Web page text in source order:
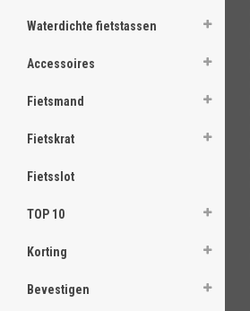
Waterdichte fietstassen
Accessoires
Fietsmand
Fietskrat
Fietsslot
TOP 10
Korting
Bevestigen